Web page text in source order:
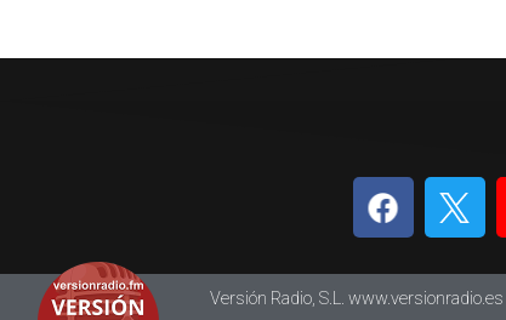
Versión Radio, S.L. www.versionradio.es |